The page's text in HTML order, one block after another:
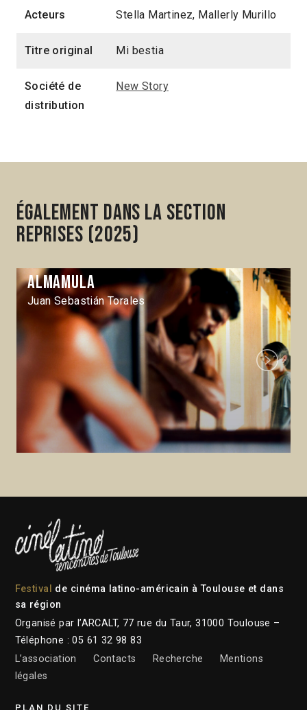
Acteurs Stella Martinez, Mallerly Murillo
Titre original Mi bestia
Société de
distribution
New Story
Également dans la section
Reprises (2025)
Almamula
Juan Sebastián Torales
Next
Festival
de cinéma latino-américain à Toulouse et dans
sa région
Organisé par l’ARCALT, 77 rue du Taur, 31000 Toulouse –
Téléphone : 05 61 32 98 83
L’association
Contacts Recherche
Mentions
légales
PLAN DU SITE